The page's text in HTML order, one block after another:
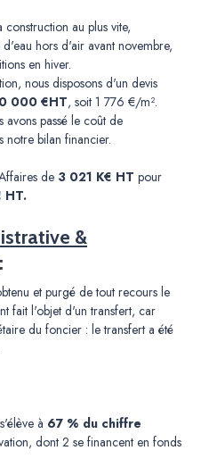
au plus vite,
hors d'air avant novembre,
en hiver.
nous disposons d'un devis
000 €HT, soit 1 776 €/m².
passé le coût de
bilan financier.
de 3 021 K€ HT pour
HT.
&
:
et purgé de tout recours le
fait l'objet d'un transfert, car
du foncier : le transfert a été
à 67 % du chiffre
dont 2 se financent en fonds